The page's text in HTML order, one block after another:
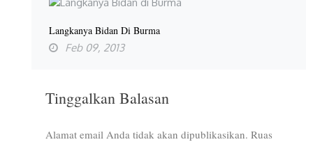
Langkanya Bidan Di Burma
Feb 09, 2013
Tinggalkan Balasan
Alamat email Anda tidak akan dipublikasikan. Ruas